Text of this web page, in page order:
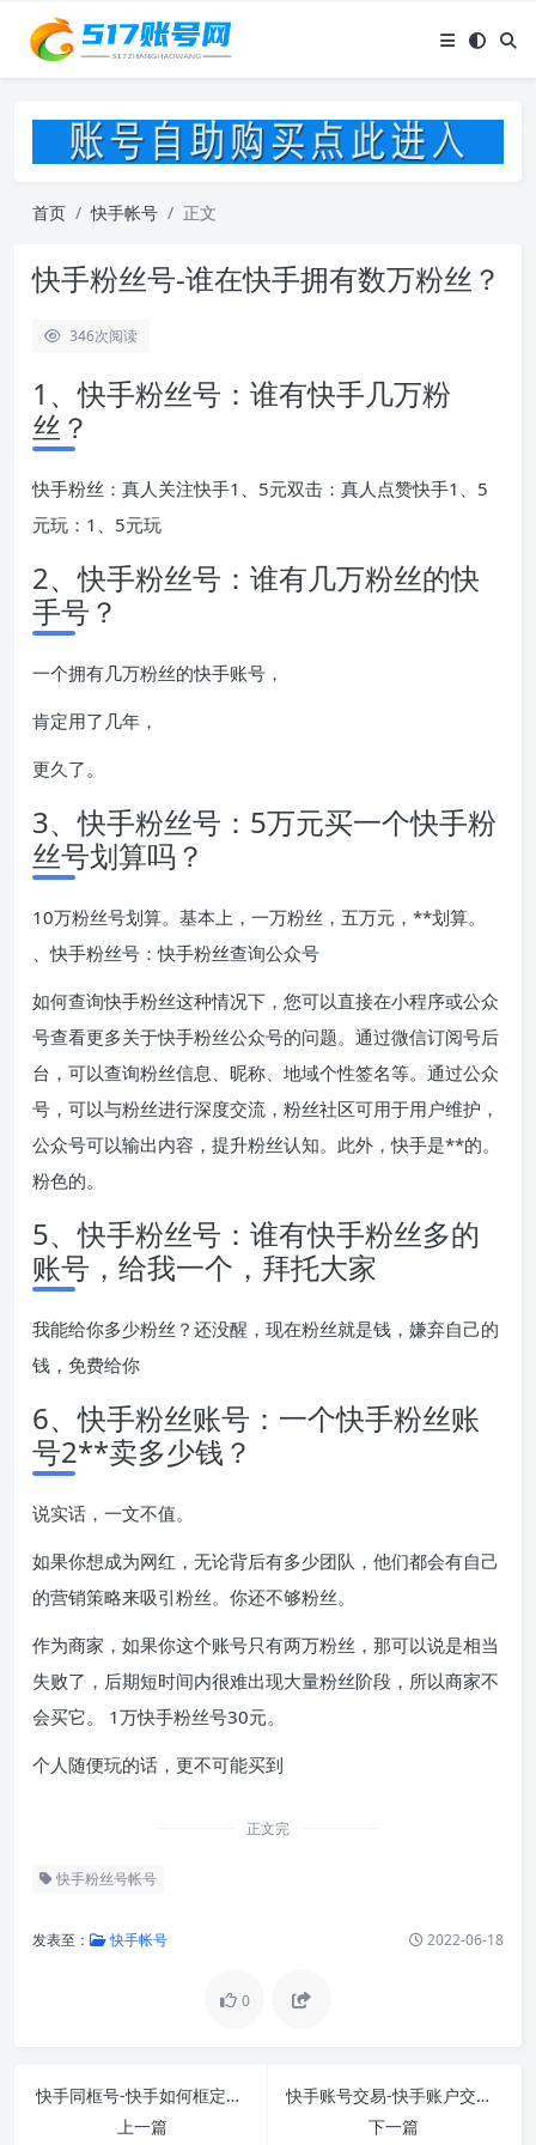
首页 快手帐号 正文
快手粉丝号-谁在快手拥有数万粉丝？
346次阅读
1、快手粉丝号：谁有快手几万粉
丝？
快手粉丝：真人关注快手1、5元双击：真人点赞快手1、5
元玩：1、5元玩
2、快手粉丝号：谁有几万粉丝的快
手号？
一个拥有几万粉丝的快手账号，
肯定用了几年，
更久了。
3、快手粉丝号：5万元买一个快手粉
丝号划算吗？
10万粉丝号划算。基本上，一万粉丝，五万元，**划算。
、快手粉丝号：快手粉丝查询公众号
如何查询快手粉丝这种情况下，您可以直接在小程序或公众
号查看更多关于快手粉丝公众号的问题。通过微信订阅号后
台，可以查询粉丝信息、昵称、地域个性签名等。通过公众
号，可以与粉丝进行深度交流，粉丝社区可用于用户维护，
公众号可以输出内容，提升粉丝认知。此外，快手是**的。
粉色的。
5、快手粉丝号：谁有快手粉丝多的
账号，给我一个，拜托大家
我能给你多少粉丝？还没醒，现在粉丝就是钱，嫌弃自己的
钱，免费给你
6、快手粉丝账号：一个快手粉丝账
号2**卖多少钱？
说实话，一文不值。
如果你想成为网红，无论背后有多少团队，他们都会有自己
的营销策略来吸引粉丝。你还不够粉丝。
作为商家，如果你这个账号只有两万粉丝，那可以说是相当
失败了，后期短时间内很难出现大量粉丝阶段，所以商家不
会买它。 1万快手粉丝号30元。
个人随便玩的话，更不可能买到
正文完
快手粉丝号帐号
发表至： 快手帐号 2022-06-18
0
快手同框号-快手如何框定自己
上一篇
快手账号交易-快手账户交易需要注意什么？
下一篇